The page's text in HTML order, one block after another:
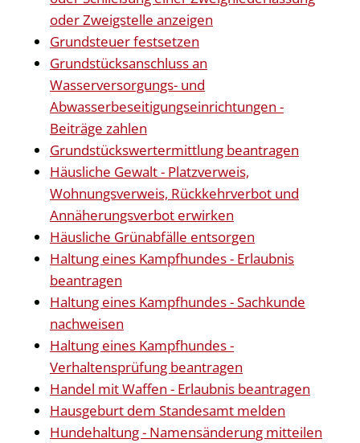
oder Zweigstelle anzeigen
Grundsteuer festsetzen
Grundstücksanschluss an
Wasserversorgungs- und
Abwasserbeseitigungseinrichtungen -
Beiträge zahlen
Grundstückswertermittlung beantragen
Häusliche Gewalt - Platzverweis,
Wohnungsverweis, Rückkehrverbot und
Annäherungsverbot erwirken
Häusliche Grünabfälle entsorgen
Haltung eines Kampfhundes - Erlaubnis
beantragen
Haltung eines Kampfhundes - Sachkunde
nachweisen
Haltung eines Kampfhundes -
Verhaltensprüfung beantragen
Handel mit Waffen - Erlaubnis beantragen
Hausgeburt dem Standesamt melden
Hundehaltung - Namensänderung mitteilen